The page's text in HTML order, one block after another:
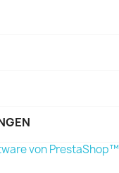
von PrestaShop™